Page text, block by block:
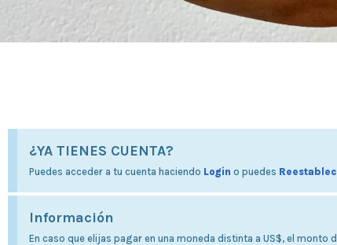
¿YA TIENES CUENTA?
Puedes acceder a tu cuenta haciendo Login o puedes
Información
En caso que elijas pagar en una moneda distinta a US$, el